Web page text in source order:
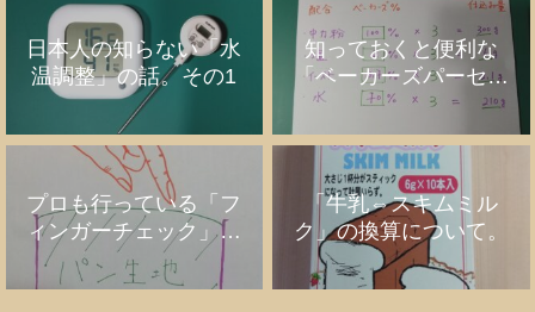
日本人の知らない「水
温調整」の話。その1
知っておくと便利な
「ベーカーズパーセン
ト」の話
プロも行っている「フ
ィンガーチェック」の
話。
「牛乳⇔スキムミル
ク」の換算について。